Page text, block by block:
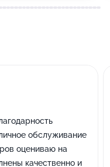
обслуживание
оцениваю на
качественно и